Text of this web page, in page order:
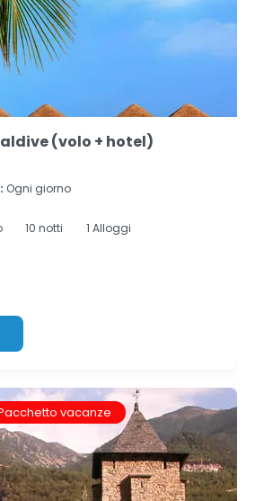
(volo + hotel)
Ogni giorno
10 notti
1 Alloggi
vacanze